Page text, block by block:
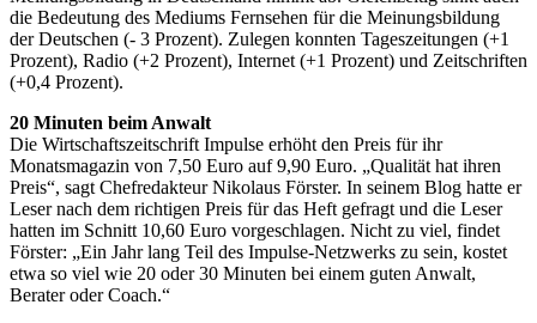
die Bedeutung des Mediums Fern­sehen für die Meinungsbildung
der Deutschen (- 3 Pro­zent). Zulegen konnten Tageszeitungen (+1
Prozent), Radio (+2 Prozent), Internet (+1 Prozent) und Zeit­schriften
(+0,4 Prozent).
20 Minuten beim Anwalt
Die Wirtschaftszeitschrift Impulse erhöht den Preis für ihr
Monatsmagazin von 7,50 Euro auf 9,90 Euro. „Qualität hat ihren
Preis“, sagt Chefredakteur Nikolaus Förster. In seinem Blog hatte er
Leser nach dem richtigen Preis für das Heft gefragt und die Leser
hatten im Schnitt 10,60 Euro vorgeschlagen. Nicht zu viel, findet
Förster: „Ein Jahr lang Teil des Impulse-Netzwerks zu sein, kostet
etwa so viel wie 20 oder 30 Minuten bei einem guten Anwalt,
Berater oder Coach.“